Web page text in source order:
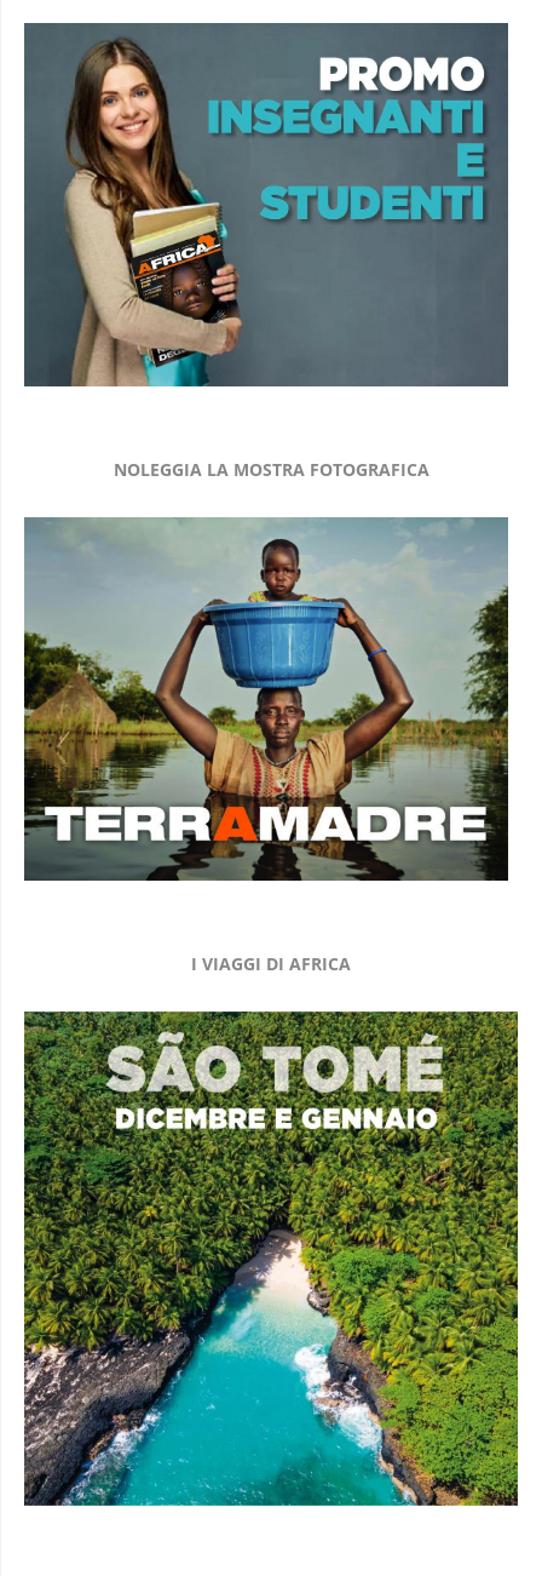
NOLEGGIA LA MOSTRA FOTOGRAFICA
I VIAGGI DI AFRICA